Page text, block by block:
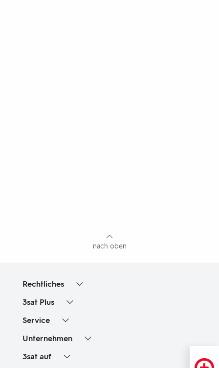
nach oben
Rechtliches
3sat Plus
Service
Unternehmen
3sat auf